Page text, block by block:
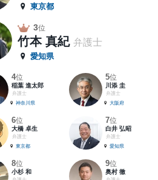
東京都
3位
竹本 真紀 弁護士
愛知県
4位
稲葉 進太郎
弁護士
神奈川県
5位
川添 圭
弁護士
大阪府
6位
大橋 卓生
弁護士
東京都
7位
白井 弘昭
弁護士
愛知県
8位
小杉 和
9位
奥村 徹